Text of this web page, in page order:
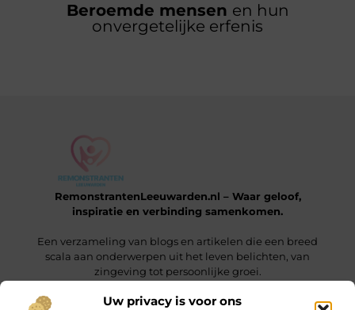
Uw privacy is voor ons
Beroemde mensen en hun
onvergetelijke erfenis
RemonstrantenLeeuwarden.nl – Waar geloof,
inspiratie en verbinding samenkomen.
Een verzameling van blogs en artikelen die een breed
scala aan onderwerpen uit het leven belichten, van
zingeving tot persoonlijke groei.